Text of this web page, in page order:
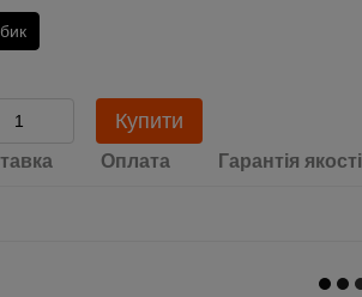
Купити
Оплата Гарантія якості